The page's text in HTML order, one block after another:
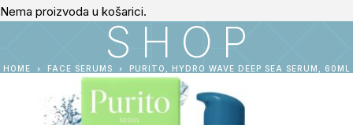
Nema proizvoda u košarici.
SHOP
HOME FACE SERUMS PURITO, HYDRO WAVE DEEP SEA SERUM, 60ML